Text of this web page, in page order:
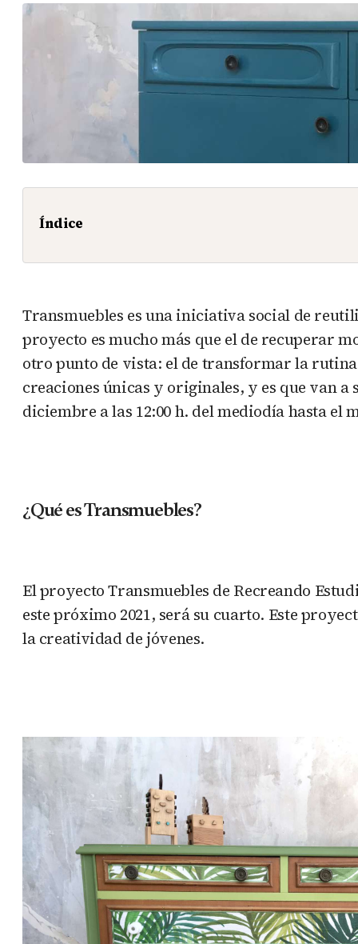
Índice
Transmuebles es una iniciativa social de
proyecto es mucho más que el de recuperar
otro punto de vista: el de transformar la
creaciones únicas y originales, y es que van
diciembre a las 12:00 h. del mediodía hasta el
¿Qué es Transmuebles?
El proyecto Transmuebles de Recreando
este próximo 2021, será su cuarto. Este
la creatividad de jóvenes.